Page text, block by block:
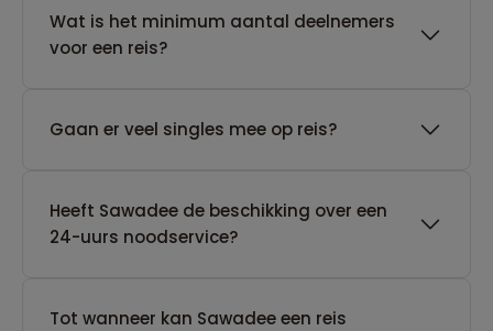
Wat is het minimum aantal deelnemers
voor een reis?
Gaan er veel singles mee op reis?
Heeft Sawadee de beschikking over een
24-uurs noodservice?
Tot wanneer kan Sawadee een reis